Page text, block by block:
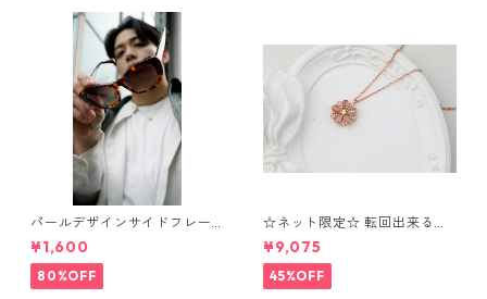
パールデザインサイドフレー
ムサングラス（Brown）** Sin
Sin*
¥1,600
80%OFF
☆ネット限定☆ 転回出来る
花 ネックレス⁺ブレスレッ
ト OS7
¥9,075
45%OFF